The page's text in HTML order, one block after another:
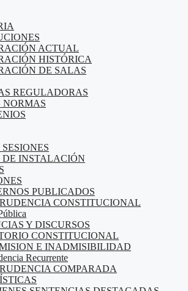
ACTUAL
HISTÓRICA
DE SALAS
REGULADORAS
NORMAS
DE INSTALACIÓN
PUBLICADOS
CONSTITUCIONAL
Y DISCURSOS
CONSTITUCIONAL
E INADMISIBILIDAD
Recurrente
COMPARADA